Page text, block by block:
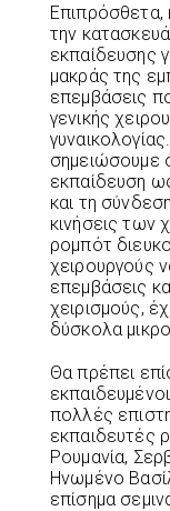
Επιπρόσθετα,
την
εκπαίδευσης
μακράς της
επεμβάσεις
γενικής
σημειώσουμε
εκπαίδευση
και τη
κινήσεις των
ρομπότ
χειρουργούς
επεμβάσεις
χειρισμούς,
δύσκολα
Θα πρέπει
πολλές
εκπαιδευτές
Ρουμανία,
Ηνωμένο
επίσημα